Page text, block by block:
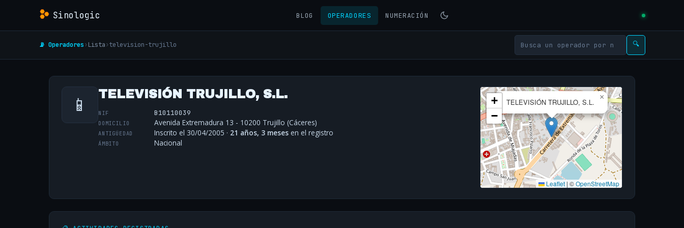
Sinologic BLOG OPERADORES NUMERACIÓN
📡 Operadores› Lista›television-trujillo 🔍
📱 TELEVISIÓN TRUJILLO, S.L.
NIF B10110039
DOMICILIO Avenida Extremadura 13 - 10200 Trujillo (Cáceres)
ANTIGÜEDAD Inscrito el 30/04/2005 · 21 años, 3 meses en el registro
ÁMBITO Nacional
TELEVISIÓN TRUJILLO, S.L.
×
+
−
Leaflet | ©OpenStreetMap